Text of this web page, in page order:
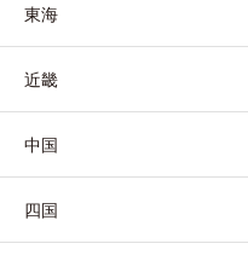
東海
近畿
中国
四国